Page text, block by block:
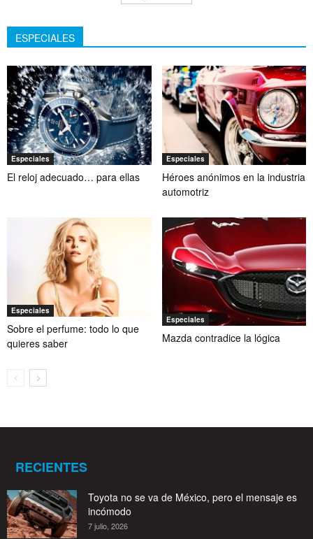
ESPECIALES
Especiales
El reloj adecuado… para ellas
Especiales
Héroes anónimos en la industria
automotriz
Especiales
Sobre el perfume: todo lo que
quieres saber
Especiales
Mazda contradice la lógica
RECIENTES
Toyota no se va de México, pero el mensaje es
incómodo
7 julio, 2026